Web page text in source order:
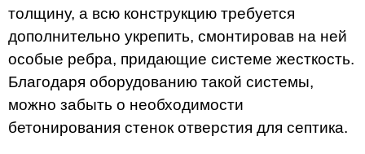
толщину, а всю конструкцию требуется
дополнительно укрепить, смонтировав на ней
особые ребра, придающие системе жесткость.
Благодаря оборудованию такой системы,
можно забыть о необходимости
бетонирования стенок отверстия для септика.